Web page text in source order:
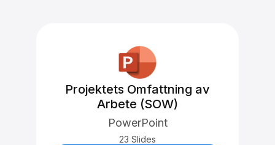
Projektets Omfattning av
Arbete (SOW)
PowerPoint
23 Slides